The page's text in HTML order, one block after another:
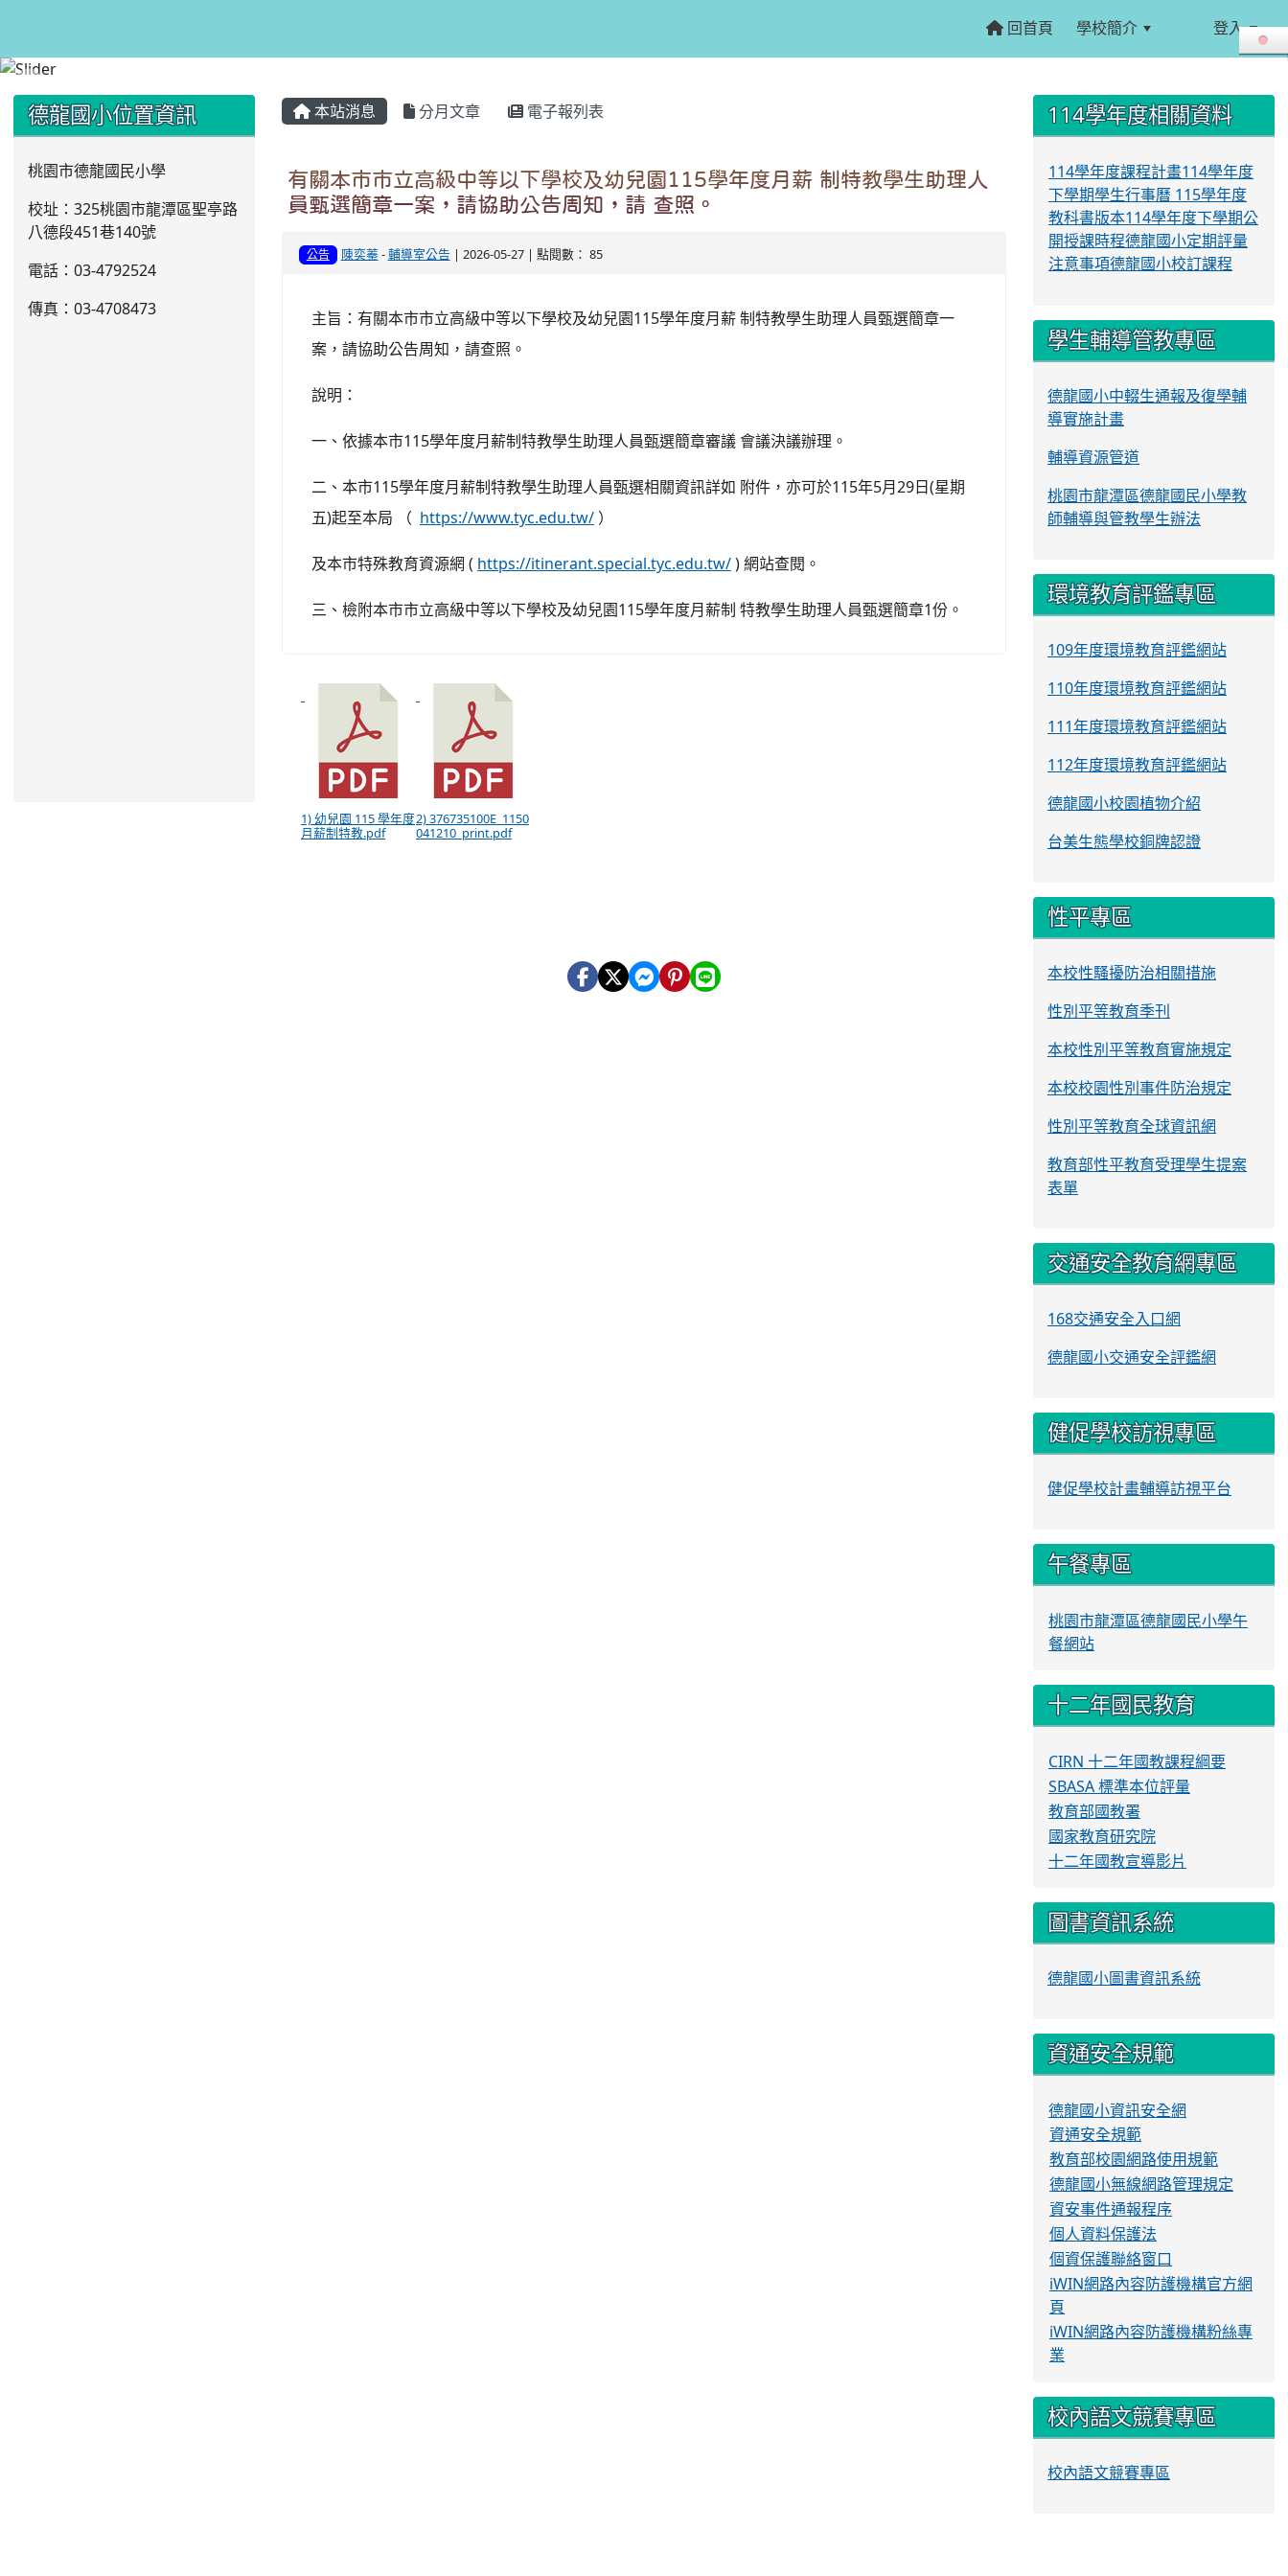
回首頁 學校簡介 登入
本站消息 分月文章 電子報列表
有關本市市立高級中等以下學校及幼兒園115學年度月薪 制特教學生助理人
員甄選簡章一案，請協助公告周知，請 查照。
公告 陳奕蓁-輔導室公告 | 2026-05-27 | 點閱數： 85
主旨：有關本市市立高級中等以下學校及幼兒園115學年度月薪 制特教學生助理人員甄選簡章一
案，請協助公告周知，請查照。
說明：
一、依據本市115學年度月薪制特教學生助理人員甄選簡章審議 會議決議辦理。
二、本市115學年度月薪制特教學生助理人員甄選相關資訊詳如 附件，亦可於115年5月29日(星期
五)起至本局 （ https://www.tyc.edu.tw/ ）
及本市特殊教育資源網 ( https://itinerant.special.tyc.edu.tw/) 網站查閱。
三、檢附本市市立高級中等以下學校及幼兒園115學年度月薪制 特教學生助理人員甄選簡章1份。
1) 幼兒園 115 學年度
月薪制特教.pdf
2) 376735100E_1150
041210_print.pdf
::: 德龍國小位置資訊
桃園市德龍國民小學
校址：325桃園市龍潭區聖亭路
八德段451巷140號
電話：03-4792524
傳真：03-4708473
::: 114學年度相關資料
114學年度課程計畫114學年度
下學期學生行事曆 115學年度
教科書版本114學年度下學期公
開授課時程德龍國小定期評量
注意事項德龍國小校訂課程
學生輔導管教專區
德龍國小中輟生通報及復學輔
導實施計畫
輔導資源管道
桃園市龍潭區德龍國民小學教
師輔導與管教學生辦法
環境教育評鑑專區
109年度環境教育評鑑網站
110年度環境教育評鑑網站
111年度環境教育評鑑網站
112年度環境教育評鑑網站
德龍國小校園植物介紹
台美生態學校銅牌認證
性平專區
本校性騷擾防治相關措施
性別平等教育季刊
本校性別平等教育實施規定
本校校園性別事件防治規定
性別平等教育全球資訊網
教育部性平教育受理學生提案
表單
交通安全教育網專區
168交通安全入口網
德龍國小交通安全評鑑網
健促學校訪視專區
健促學校計畫輔導訪視平台
午餐專區
桃園市龍潭區德龍國民小學午
餐網站
十二年國民教育
CIRN 十二年國教課程綱要
SBASA 標準本位評量
教育部國教署
國家教育研究院
十二年國教宣導影片
圖書資訊系統
德龍國小圖書資訊系統
資通安全規範
德龍國小資訊安全網
資通安全規範
教育部校園網路使用規範
德龍國小無線網路管理規定
資安事件通報程序
個人資料保護法
個資保護聯絡窗口
iWIN網路內容防護機構官方網
頁
iWIN網路內容防護機構粉絲專
業
校內語文競賽專區
校內語文競賽專區